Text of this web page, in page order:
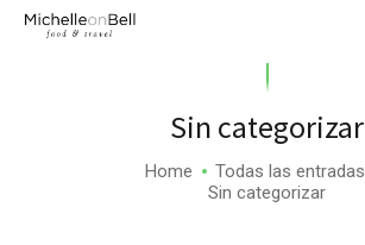
Sin categorizar
Home
Todas las entradas
Sin categorizar